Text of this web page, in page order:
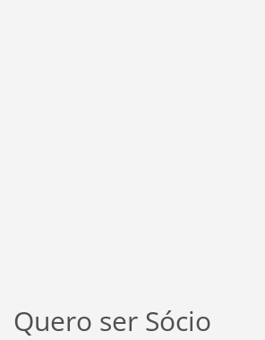
Quero ser Sócio